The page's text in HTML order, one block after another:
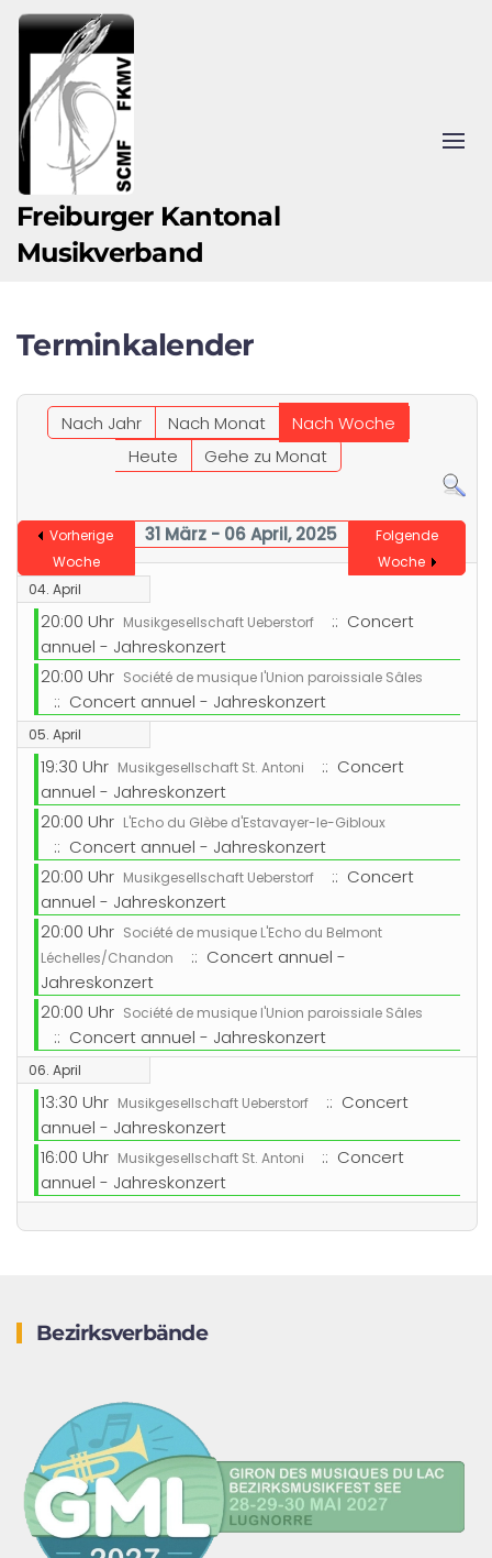
Zum Hauptinhalt springen
Freiburger Kantonal
Musikverband
Terminkalender
Nach Jahr Nach Monat
Nach Woche
Heute
Gehe zu Monat
Vorherige
Woche
31 März - 06 April, 2025
Folgende
Woche
04. April
20:00 Uhr Musikgesellschaft Ueberstorf
:: Concert
annuel - Jahreskonzert
20:00 Uhr Société de musique l'Union paroissiale Sâles
:: Concert annuel - Jahreskonzert
05. April
19:30 Uhr Musikgesellschaft St. Antoni
:: Concert
annuel - Jahreskonzert
20:00 Uhr L'Echo du Glèbe d'Estavayer-le-Gibloux
:: Concert annuel - Jahreskonzert
20:00 Uhr Musikgesellschaft Ueberstorf
:: Concert
annuel - Jahreskonzert
20:00 Uhr Société de musique L'Echo du Belmont
Léchelles/Chandon
:: Concert annuel -
Jahreskonzert
20:00 Uhr Société de musique l'Union paroissiale Sâles
:: Concert annuel - Jahreskonzert
06. April
13:30 Uhr Musikgesellschaft Ueberstorf
:: Concert
annuel - Jahreskonzert
16:00 Uhr Musikgesellschaft St. Antoni
:: Concert
annuel - Jahreskonzert
Bezirksverbände